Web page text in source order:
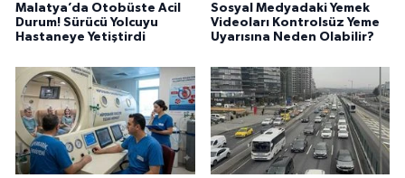
Malatya’da Otobüste Acil
Durum! Sürücü Yolcuyu
Hastaneye Yetiştirdi
Sosyal Medyadaki Yemek
Videoları Kontrolsüz Yeme
Uyarısına Neden Olabilir?